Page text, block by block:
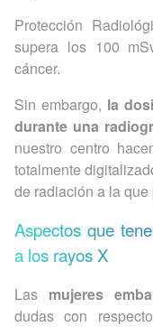
Protección
supera los 100
cáncer.
Sin embargo, la
durante una
nuestro centro
totalmente
de radiación a la
Aspectos que
a los rayos X
Las mujeres
dudas con